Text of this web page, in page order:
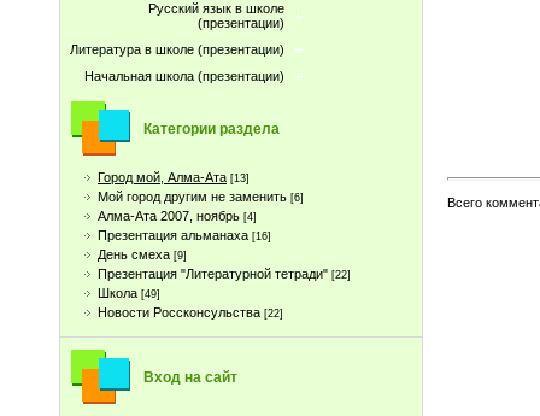
Русский язык в школе
(презентации)
Литература в школе (презентации)
Начальная школа (презентации)
Категории раздела
Город мой, Алма-Ата [13]
Мой город другим не заменить [6]
Алма-Ата 2007, ноябрь [4]
Презентация альманаха [16]
День смеха [9]
Презентация "Литературной тетради" [22]
Школа [49]
Новости Россконсульства [22]
Вход на сайт
Всего